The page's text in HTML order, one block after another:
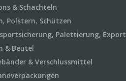
& Schachteln
Polstern, Schützen
Palettierung, Export
& Beutel
& Verschlussmittel